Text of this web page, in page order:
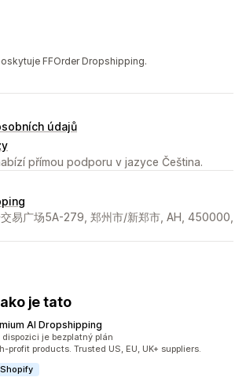
FFOrder Dropshipping.
údajů
přímou podporu v jazyce Čeština.
易广场5A-279, 郑州市/新郑市, AH, 450000,
je tato
AI Dropshipping
recenzí: 501
dispozici je bezplatný plán
profit products. Trusted US, EU, UK+ suppliers.